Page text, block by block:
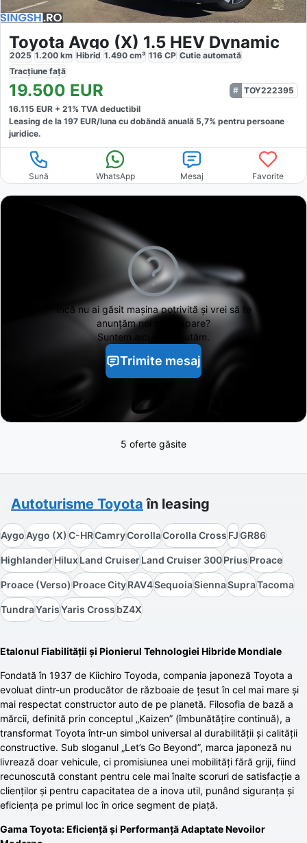
Toyota Aygo (X) 1.5 HEV Dynamic
2025 1.200 km Hibrid 1.490 cm³ 116 CP Cutie automată
Tracțiune față
19.500 EUR
TOY222395
16.115 EUR + 21% TVA deductibil
Leasing de la 197 EUR/luna cu dobăndă anuală 5,7% pentru persoane
juridice.
Sună WhatsApp Mesaj Favorite
Încă nu ai găsitmașina potrivită și vrei să te
anunțăm noi când apare?
Suntem aici să te ajutăm.
Trimite mesaj
5 oferte găsite
Autoturisme Toyota în leasing
AygoAygo (X)C-HRCamryCorollaCorolla CrossFJGR86
HighlanderHiluxLand CruiserLand Cruiser 300PriusProace
Proace (Verso)Proace CityRAV4SequoiaSiennaSupraTacoma
TundraYarisYaris CrossbZ4X
Etalonul Fiabilității și Pionierul Tehnologiei Hibride Mondiale
Fondată în 1937 de Kiichiro Toyoda, compania japoneză Toyota a
evoluat dintr-un producător de războaie de țesut în cel mai mare și
mai respectat constructor auto de pe planetă. Filosofia de bază a
mărcii, definită prin conceptul „Kaizen” (îmbunătățire continuă), a
transformat Toyota într-un simbol universal al durabilității și calității
constructive. Sub sloganul „Let’s Go Beyond”, marca japoneză nu
livrează doar vehicule, ci promisiunea unei mobilități fără griji, fiind
recunoscută constant pentru cele mai înalte scoruri de satisfacție a
clienților și pentru capacitatea de a inova util, punând siguranța și
eficiența pe primul loc în orice segment de piață.
Gama Toyota: Eficiență și Performanță Adaptate Nevoilor